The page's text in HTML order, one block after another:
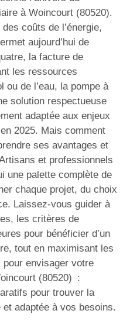
à Woincourt (80520).
coûts de l’énergie,
aujourd’hui de
la facture de
les ressources
ou de l’eau, la pompe à
solution respectueuse
adaptée aux enjeux
2025. Mais comment
ses avantages et
et professionnels
une palette complète de
chaque projet, du choix
Laissez-vous guider à
les critères de
pour bénéficier d’un
tout en maximisant les
pour envisager votre
(80520) :
pour trouver la
adaptée à vos besoins.